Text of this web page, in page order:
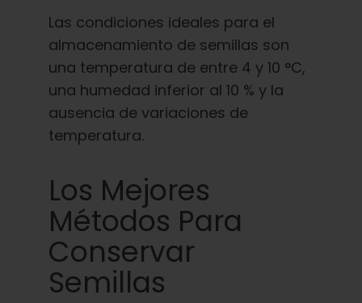
Las condiciones ideales para el
almacenamiento de semillas son
una temperatura de entre 4 y 10 °C,
una humedad inferior al 10 % y la
ausencia de variaciones de
temperatura.
Los Mejores
Métodos Para
Conservar
Semillas